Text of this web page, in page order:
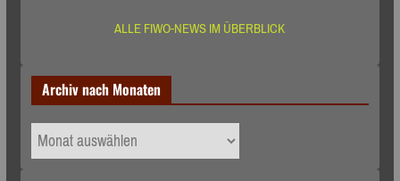
ALLE FIWO-NEWS IM ÜBERBLICK
Archiv nach Monaten
Archiv
nach